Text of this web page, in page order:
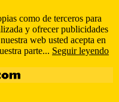
como de terceros para
y ofrecer publicidades
web usted acepta en
parte... Seguir leyendo